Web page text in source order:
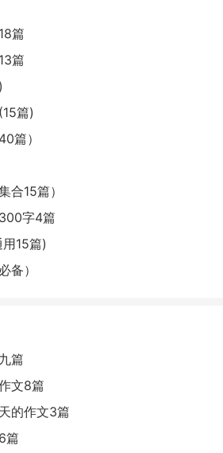
拔，像是一队卫兵在迎接秋天的
松树昂首挺立，巍然不动。啊，
！”一群脸蛋红扑扑的小朋友在空
千荡到最高处，空中出现一抹亮
鲜艳的校服！哦，秋天是蓝色
趴在小美的桌子边，兴高采烈地
举着一块精致的小牌子，上面写
下熠熠生辉。原来，这只漂亮的小
她生病了，好久好久没来上学
回到这个温暖的集体中来！望着
脸上荡漾！我明白了，秋天是紫
你是那样的色彩斑斓，富有生
篇
篇
篇)
篇）
合15篇）
字4篇
15篇)
备）
篇
文8篇
的作文3篇
篇